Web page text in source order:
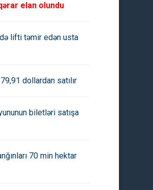
elan olundu
lifti təmir edən usta
dollardan satılır
biletləri satışa
70 min hektar